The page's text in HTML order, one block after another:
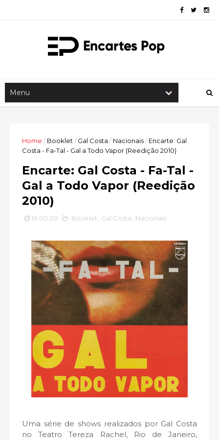
Home / Booklet / Gal Costa / Nacionais/ Encarte: Gal
Costa - Fa-Tal - Gal a Todo Vapor (Reedição 2010)
Encarte: Gal Costa - Fa-Tal -
Gal a Todo Vapor (Reedição
2010)
10:00:00 Booklet Gal Costa Nacionais
Uma série de shows realizados por Gal Costa
no Teatro Tereza Rachel, Rio de Janeiro,